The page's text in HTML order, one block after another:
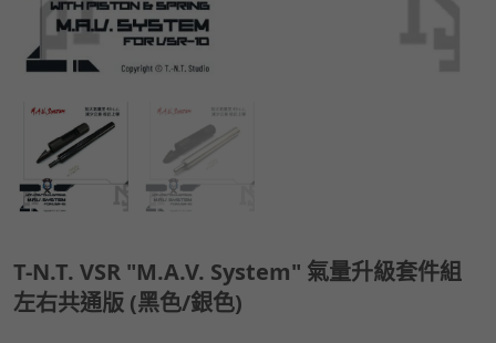
T-N.T. VSR "M.A.V. System" 氣量升級套件組
左右共通版 (黑色/銀色)